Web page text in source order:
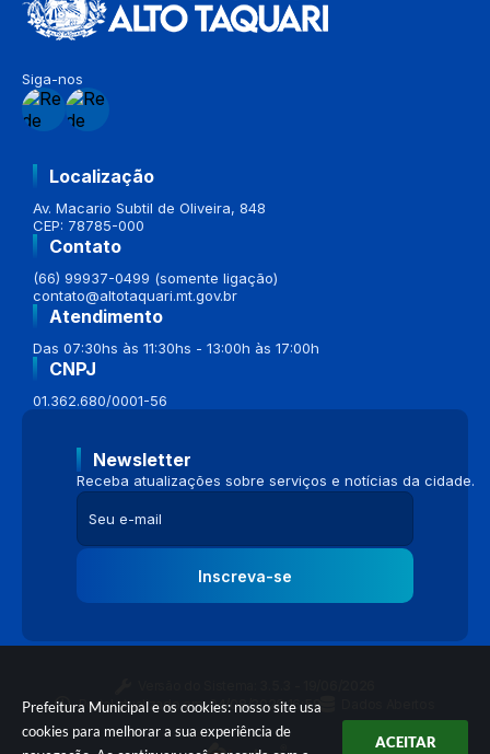
Prefeitura Municipal e os cookies: nosso site usa
cookies para melhorar a sua experiência de
ACEITAR
Siga-nos
Localização
Av. Macario Subtil de Oliveira, 848
CEP: 78785-000
Contato
(66) 99937-0499 (somente ligação)
contato@altotaquari.mt.gov.br
Atendimento
Das 07:30hs às 11:30hs - 13:00h às 17:00h
CNPJ
01.362.680/0001-56
Newsletter
Receba atualizações sobre serviços e notícias da cidade.
Inscreva-se
Portal atualizado em:04/08/2026 16:58